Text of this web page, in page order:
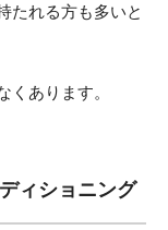
たれる方も多いと
くあります。
ィショニング